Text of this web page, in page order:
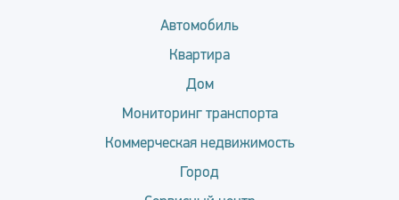
Автомобиль
Квартира
Дом
Мониторинг транспорта
Коммерческая недвижимость
Город